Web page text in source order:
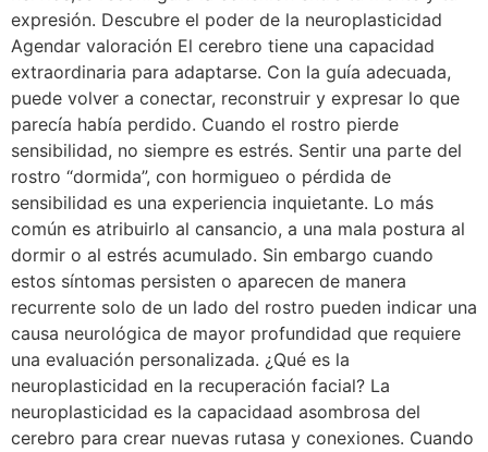
expresión. Descubre el poder de la neuroplasticidad
Agendar valoración El cerebro tiene una capacidad
extraordinaria para adaptarse. Con la guía adecuada,
puede volver a conectar, reconstruir y expresar lo que
parecía había perdido. Cuando el rostro pierde
sensibilidad, no siempre es estrés. Sentir una parte del
rostro “dormida”, con hormigueo o pérdida de
sensibilidad es una experiencia inquietante. Lo más
común es atribuirlo al cansancio, a una mala postura al
dormir o al estrés acumulado. Sin embargo cuando
estos síntomas persisten o aparecen de manera
recurrente solo de un lado del rostro pueden indicar una
causa neurológica de mayor profundidad que requiere
una evaluación personalizada. ¿Qué es la
neuroplasticidad en la recuperación facial? La
neuroplasticidad es la capacidaad asombrosa del
cerebro para crear nuevas rutasa y conexiones. Cuando